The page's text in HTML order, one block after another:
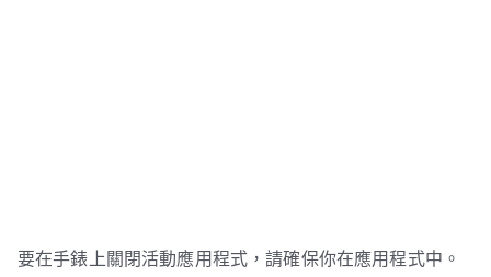
要在手錶上關閉活動應用程式，請確保你在應用程式中。